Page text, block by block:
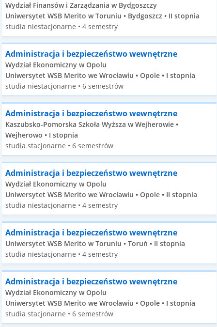
Wydział Finansów i Zarządzania w Bydgoszczy
Uniwersytet WSB Merito w Toruniu • Bydgoszcz • II stopnia
studia niestacjonarne • 4 semestry
Administracja i bezpieczeństwo wewnętrzne
Wydział Ekonomiczny w Opolu
Uniwersytet WSB Merito we Wrocławiu • Opole • I stopnia
studia niestacjonarne • 6 semestrów
Administracja i bezpieczeństwo wewnętrzne
Kaszubsko-Pomorska Szkoła Wyższa w Wejherowie •
Wejherowo • I stopnia
studia stacjonarne • 6 semestrów
Administracja i bezpieczeństwo wewnętrzne
Wydział Ekonomiczny w Opolu
Uniwersytet WSB Merito we Wrocławiu • Opole • II stopnia
studia niestacjonarne • 4 semestry
Administracja i bezpieczeństwo wewnętrzne
Uniwersytet WSB Merito w Toruniu • Toruń • II stopnia
studia niestacjonarne • 4 semestry
Administracja i bezpieczeństwo wewnętrzne
Wydział Ekonomiczny w Opolu
Uniwersytet WSB Merito we Wrocławiu • Opole • I stopnia
studia stacjonarne • 6 semestrów